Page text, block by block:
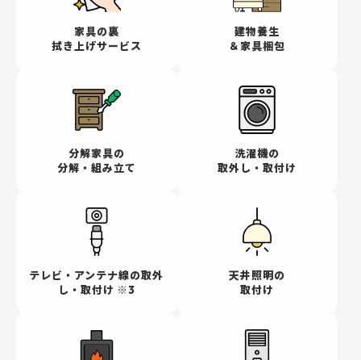
家具の裏
拭き上げサービス
建物養生
＆家具梱包
分解家具の
分解・組み立て
洗濯機の
取外し・取付け
テレビ・アンテナ線の取外
し・取付け ※3
天井照明の
取付け